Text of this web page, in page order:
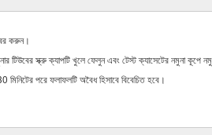
করুন।
টিউবের স্ক্রু ক্যাপটি খুলে ফেলুন এবং টেস্ট ক্যাসেটের নমুনা কূপে
পরে ফলাফলটি অবৈধ হিসাবে বিবেচিত হবে।